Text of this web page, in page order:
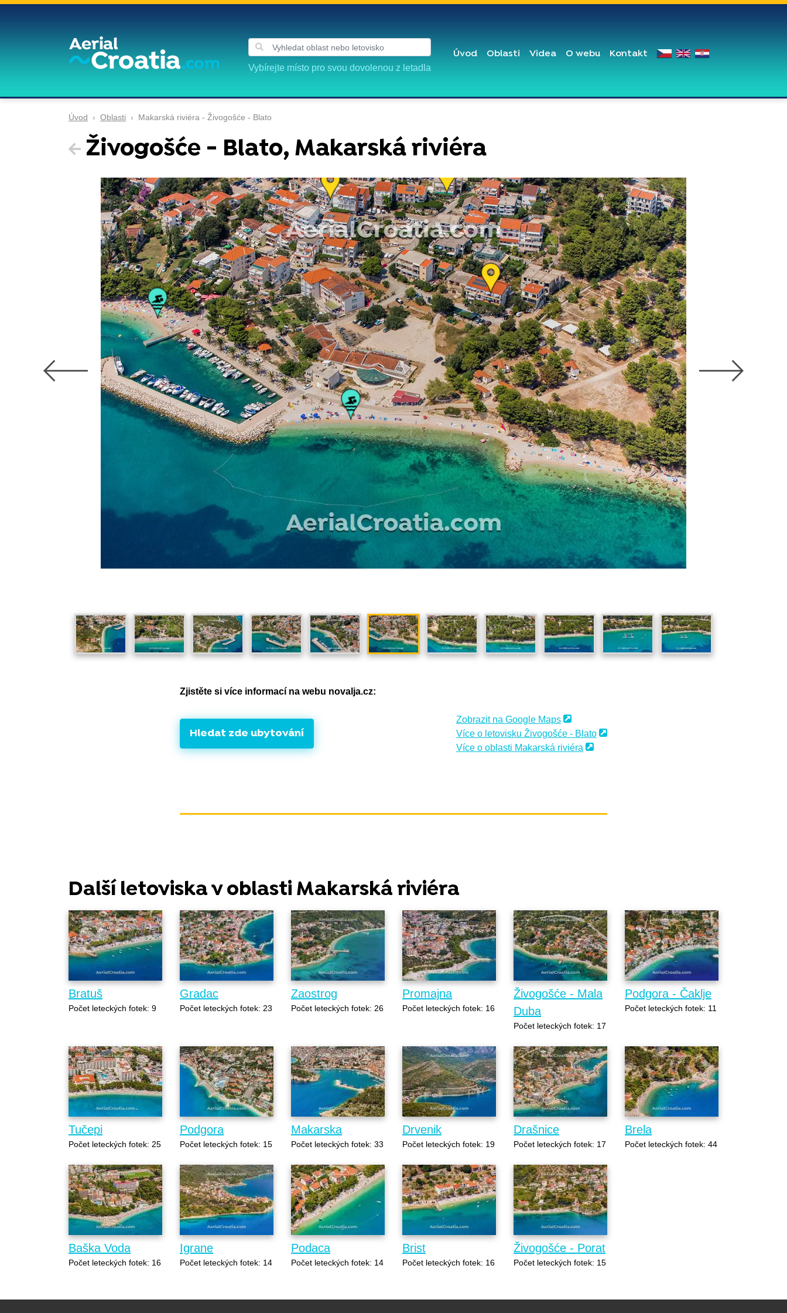
Vybírejte místo pro svou dovolenou z letadla
Úvod Oblasti Videa O webu Kontakt
Úvod Oblasti Makarská riviéra - Živogošće - Blato
Živogošće - Blato, Makarská riviéra
Zjistěte si více informací na webu novalja.cz:
Hledat zde ubytování
Zobrazit na Google Maps
Více o letovisku Živogošće - Blato
Více o oblasti Makarská riviéra
Další letoviska v oblasti Makarská riviéra
Bratuš
Počet leteckých fotek: 9
Gradac
Počet leteckých fotek: 23
Zaostrog
Počet leteckých fotek: 26
Promajna
Počet leteckých fotek: 16
Živogošće - Mala
Duba
Počet leteckých fotek: 17
Podgora - Čaklje
Počet leteckých fotek: 11
Tučepi
Počet leteckých fotek: 25
Podgora
Počet leteckých fotek: 15
Makarska
Počet leteckých fotek: 33
Drvenik
Počet leteckých fotek: 19
Drašnice
Počet leteckých fotek: 17
Brela
Počet leteckých fotek: 44
Baška Voda
Počet leteckých fotek: 16
Igrane
Počet leteckých fotek: 14
Podaca
Počet leteckých fotek: 14
Brist
Počet leteckých fotek: 16
Živogošće - Porat
Počet leteckých fotek: 15